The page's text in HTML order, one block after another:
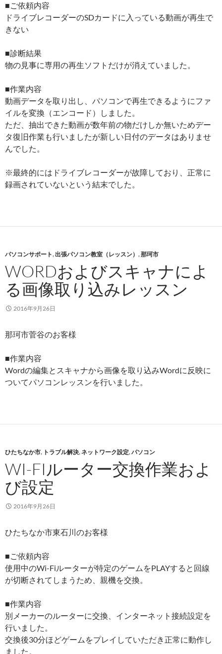
■ご依頼内容
ドライブレコーダーのSDカードに入っている動画が再生で
きない
■診断結果
物の見事に専用の再生ソフトだけが消えていました。
■作業内容
動画データを取り出し、パソコンで再生できるようにファ
イルを変換（エンコード）しました。
ただ、抽出できた動画が数年前の物だけしか無いためデー
タ復旧作業も行いましたが新しい日付のデータはありませ
んでした。
※最終的にはドライブレコーダーが故障しており、正常に
録画されていないという結末でした。
パソコンサポート,出張パソコン教室（レッスン） ,那珂市
WORDおよびスキャナによ
る画像取り込みレッスン
2016年9月26日
那珂市菅谷のお客様
■作業内容
Wordの編集とスキャナから画像を取り込みWordに反映に
ついてパソコンレッスンを行いました。
ひたちなか市, トラブル解決,ネットワーク設定,パソコン
WI-FIルーター交換作業およ
び設定
2016年9月26日
ひたちなか市東石川のお客様
■ご依頼内容
使用中のWi-Fiルーターが特定のゲームをPLAYすると回線
が切断されてしまうため、親機を交換。
■作業内容
別メーカーのルーターに交換、インターネット接続設定を
行いました。
交換後30分ほどゲームをプレイしていただき正常に動作し
ました。